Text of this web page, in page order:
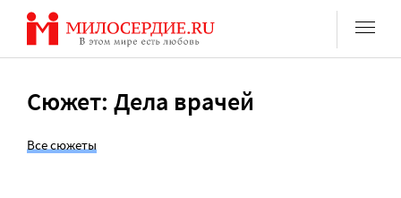
Перейти
содержанию
Сюжет: Дела врачей
Все сюжеты